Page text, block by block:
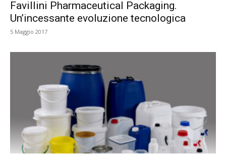
Favillini Pharmaceutical Packaging.
Un’incessante evoluzione tecnologica
5 Maggio 2017